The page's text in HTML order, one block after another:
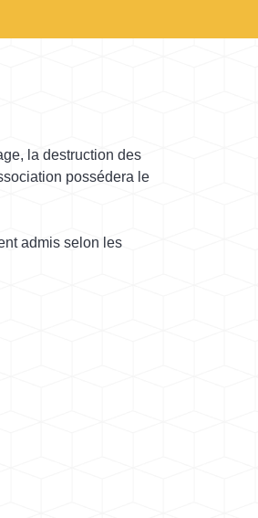
la destruction des
possédera le
admis selon les